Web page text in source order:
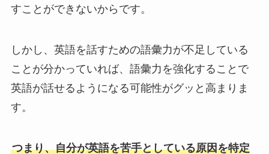
すことができないからです。
しかし、英語を話すための語彙力が不足している
ことが分かっていれば、語彙力を強化することで
英語が話せるようになる可能性がグッと高まりま
す。
つまり、自分が英語を苦手としている原因を特定